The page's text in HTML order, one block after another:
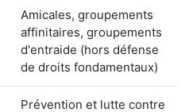
Amicales, groupements
affinitaires, groupements
d'entraide (hors défense
de droits fondamentaux)
Prévention et lutte contre